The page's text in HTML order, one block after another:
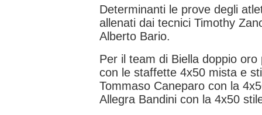
Determinanti le prove degli
allenati dai tecnici Timothy
Alberto Bario.
Per il team di Biella doppio
con le staffette 4x50 mista e
Tommaso Caneparo con la
Allegra Bandini con la 4x50